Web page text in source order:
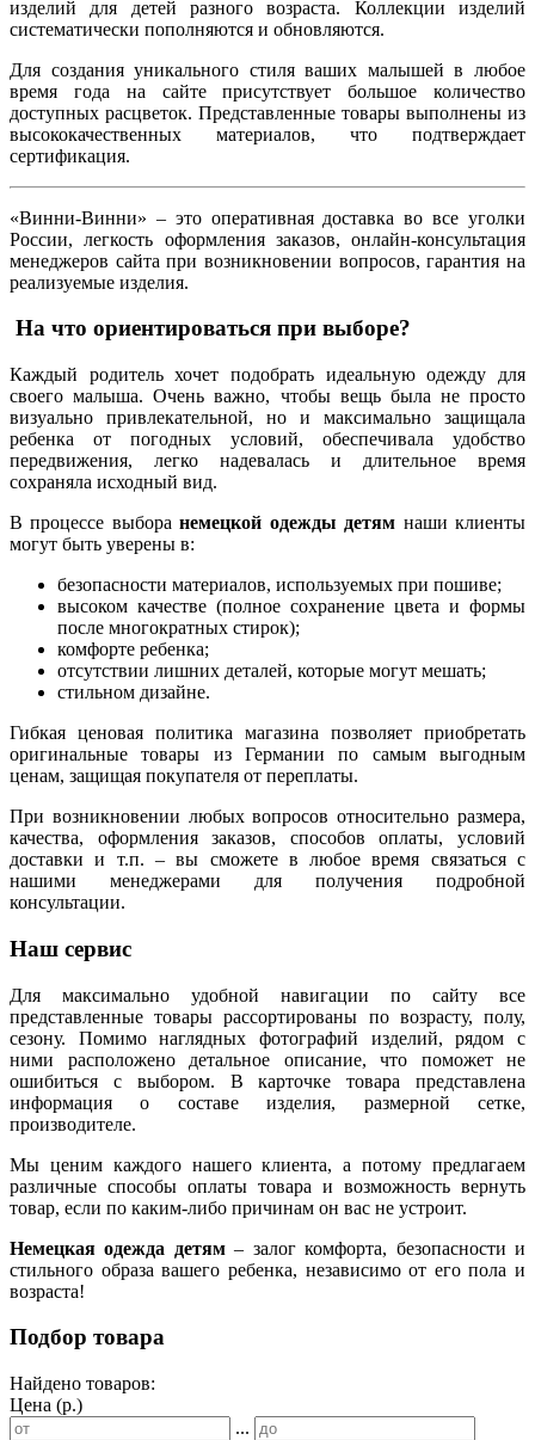
изделий для детей разного возраста. Коллекции изделий
систематически пополняются и обновляются.
Для создания уникального стиля ваших малышей в любое
время года на сайте присутствует большое количество
доступных расцветок. Представленные товары выполнены из
высококачественных материалов, что подтверждает
сертификация.
«Винни-Винни» – это оперативная доставка во все уголки
России, легкость оформления заказов, онлайн-консультация
менеджеров сайта при возникновении вопросов, гарантия на
реализуемые изделия.
На что ориентироваться при выборе?
Каждый родитель хочет подобрать идеальную одежду для
своего малыша. Очень важно, чтобы вещь была не просто
визуально привлекательной, но и максимально защищала
ребенка от погодных условий, обеспечивала удобство
передвижения, легко надевалась и длительное время
сохраняла исходный вид.
В процессе выборанемецкой одежды детям наши клиенты
могут быть уверены в:
безопасности материалов, используемых при пошиве;
высоком качестве (полное сохранение цвета и формы
после многократных стирок);
комфорте ребенка;
отсутствии лишних деталей, которые могут мешать;
стильном дизайне.
Гибкая ценовая политика магазина позволяет приобретать
оригинальные товары из Германии по самым выгодным
ценам, защищая покупателя от переплаты.
При возникновении любых вопросов относительно размера,
качества, оформления заказов, способов оплаты, условий
доставки и т.п. – вы сможете в любое время связаться с
нашими менеджерами для получения подробной
консультации.
Наш сервис
Для максимально удобной навигации по сайту все
представленные товары рассортированы по возрасту, полу,
сезону. Помимо наглядных фотографий изделий, рядом с
ними расположено детальное описание, что поможет не
ошибиться с выбором. В карточке товара представлена
информация о составе изделия, размерной сетке,
производителе.
Мы ценим каждого нашего клиента, а потому предлагаем
различные способы оплаты товара и возможность вернуть
товар, если по каким-либо причинам он вас не устроит.
Немецкая одежда детям– залог комфорта, безопасности и
стильного образа вашего ребенка, независимо от его пола и
возраста!
Подбор товара
Найдено товаров:
Цена (р.)
...